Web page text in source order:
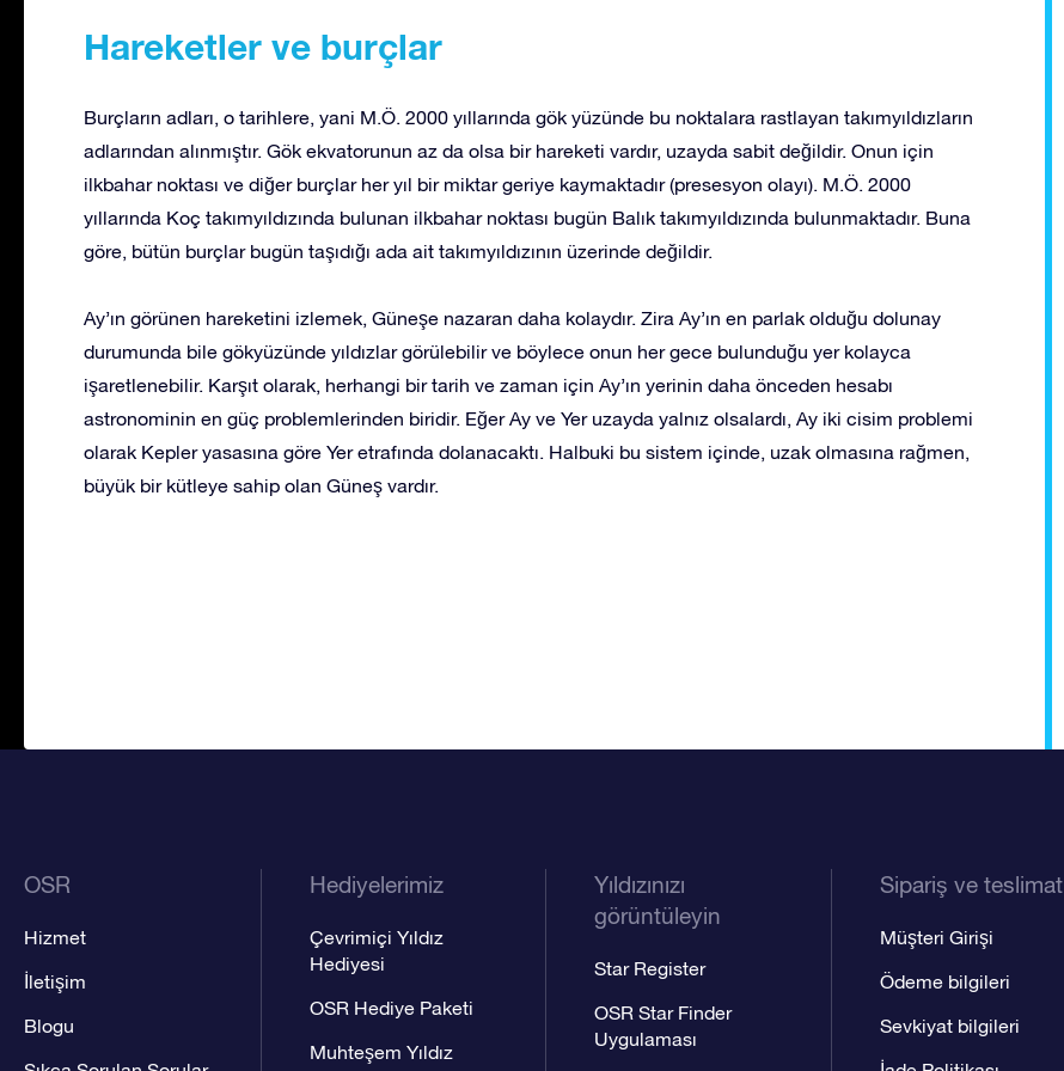
Hareketler ve burçlar
Burçların adları, o tarihlere, yani M.Ö. 2000 yıllarında gök yüzünde bu noktalara rastlayan takımyıldızların
adlarından alınmıştır. Gök ekvatorunun az da olsa bir hareketi vardır, uzayda sabit değildir. Onun için
ilkbahar noktası ve diğer burçlar her yıl bir miktar geriye kaymaktadır (presesyon olayı). M.Ö. 2000
yıllarında Koç takımyıldızında bulunan ilkbahar noktası bugün Balık takımyıldızında bulunmaktadır. Buna
göre, bütün burçlar bugün taşıdığı ada ait takımyıldızının üzerinde değildir.
Ay’ın görünen hareketini izlemek, Güneşe nazaran daha kolaydır. Zira Ay’ın en parlak olduğu dolunay
durumunda bile gökyüzünde yıldızlar görülebilir ve böylece onun her gece bulunduğu yer kolayca
işaretlenebilir. Karşıt olarak, herhangi bir tarih ve zaman için Ay’ın yerinin daha önceden hesabı
astronominin en güç problemlerinden biridir. Eğer Ay ve Yer uzayda yalnız olsalardı, Ay iki cisim problemi
olarak Kepler yasasına göre Yer etrafında dolanacaktı. Halbuki bu sistem içinde, uzak olmasına rağmen,
büyük bir kütleye sahip olan Güneş vardır.
OSR
Hizmet
İletişim
Blogu
Hediyelerimiz
Çevrimiçi Yıldız
Hediyesi
OSR Hediye Paketi
Muhteşem Yıldız
Yıldızınızı
görüntüleyin
Star Register
OSR Star Finder
Uygulaması
Sipariş ve teslimat
Müşteri Girişi
Ödeme bilgileri
Sevkiyat bilgileri